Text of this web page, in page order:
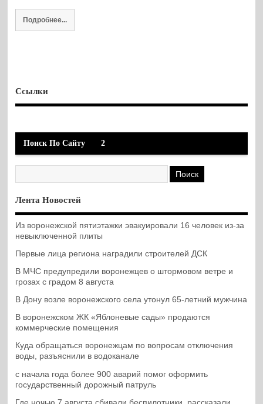
Подробнее...
Ссылки
Поиск По Сайту 2
Лента Новостей
Из воронежской пятиэтажки эвакуировали 16 человек из-за
невыключенной плиты
Первые лица региона наградили строителей ДСК
В МЧС предупредили воронежцев о штормовом ветре и
грозах с градом 8 августа
В Дону возле воронежского села утонул 65-летний мужчина
В воронежском ЖК «Яблоневые сады» продаются
коммерческие помещения
Куда обращаться воронежцам по вопросам отключения
воды, разъяснили в водоканале
с начала года более 900 аварий помог оформить
государственный дорожный патруль